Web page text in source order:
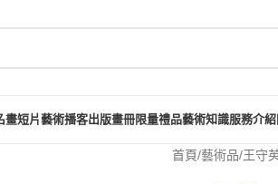
畫短片藝術播客出版畫冊限量禮品藝術知識服務介紹
首頁 藝術品 王守